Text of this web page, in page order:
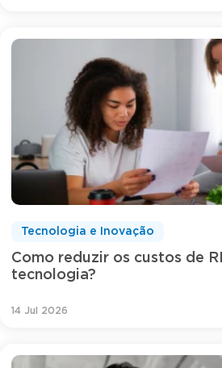
Como reduzir os custos de
tecnologia?
Tecnologia e Inovação
14 Jul 2026